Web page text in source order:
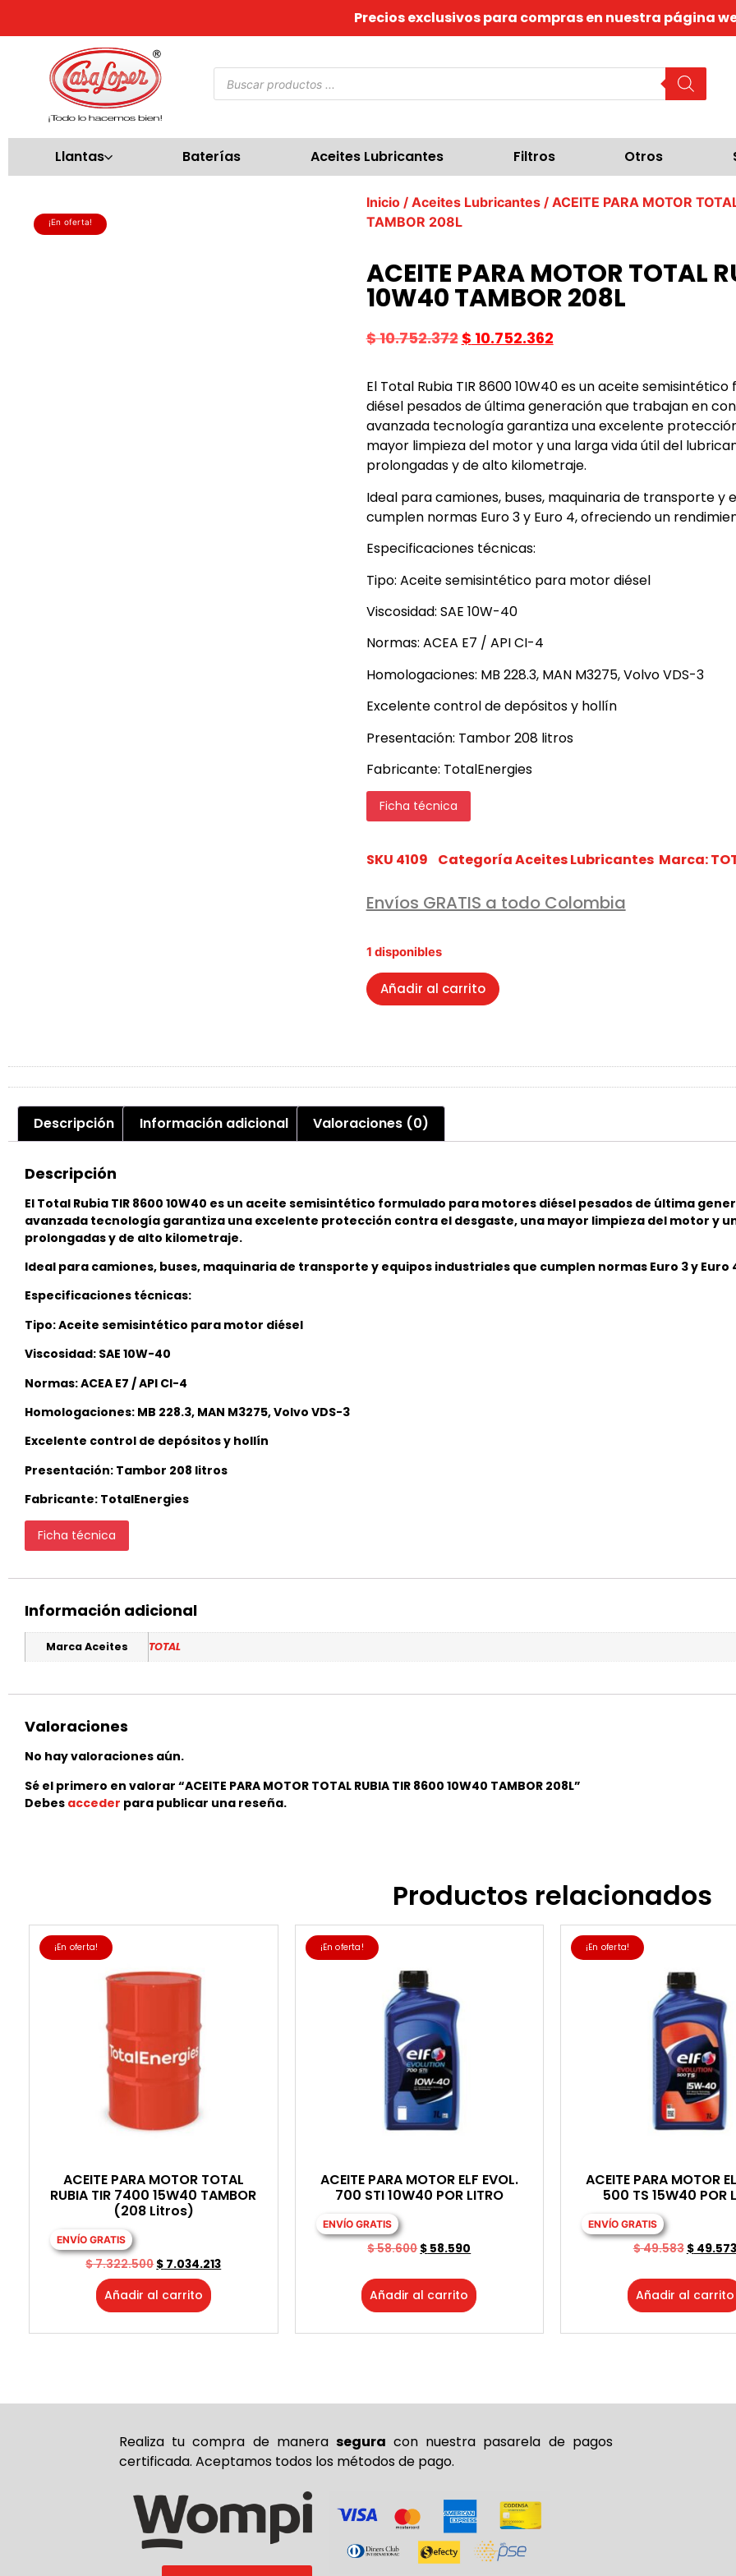
Precios exclusivos para compras en nuestra página
Llantas Baterías Aceites Lubricantes Filtros Otros
¡En oferta!
Inicio/ Aceites Lubricantes/ ACEITE PARA MOTOR
TAMBOR 208L
ACEITE PARA MOTOR TOTAL
10W40 TAMBOR 208L
$10.752.372 $ 10.752.362
El Total Rubia TIR 8600 10W40 es un aceite
diésel pesados de última generación que trabajan en
avanzada tecnología garantiza una excelente
mayor limpieza del motor y una larga vida útil del
prolongadas y de alto kilometraje.
Ideal para camiones, buses, maquinaria de transporte y
cumplen normas Euro 3 y Euro 4, ofreciendo un
Especificaciones técnicas:
Tipo: Aceite semisintético para motor diésel
Viscosidad: SAE 10W-40
Normas: ACEA E7 / API CI-4
Homologaciones: MB 228.3, MAN M3275, Volvo VDS-3
Excelente control de depósitos y hollín
Presentación: Tambor 208 litros
Fabricante: TotalEnergies
Ficha técnica
SKU 4109 CategoríaAceites Lubricantes Marca:
Envíos GRATIS a todo Colombia
1 disponibles
Añadir al carrito
Descripción Información adicional Valoraciones (0)
Descripción
El Total Rubia TIR 8600 10W40 es un aceite semisintético formulado para motores diésel pesados de última
avanzada tecnología garantiza una excelente protección contra el desgaste, una mayor limpieza del motor y
prolongadas y de alto kilometraje.
Ideal para camiones, buses, maquinaria de transporte y equipos industriales que cumplen normas Euro 3 y
Especificaciones técnicas:
Tipo: Aceite semisintético para motor diésel
Viscosidad: SAE 10W-40
Normas: ACEA E7 / API CI-4
Homologaciones: MB 228.3, MAN M3275, Volvo VDS-3
Excelente control de depósitos y hollín
Presentación: Tambor 208 litros
Fabricante: TotalEnergies
Ficha técnica
Información adicional
Marca Aceites TOTAL
Valoraciones
No hay valoraciones aún.
Sé el primero en valorar “ACEITE PARA MOTOR TOTAL RUBIA TIR 8600 10W40 TAMBOR 208L”
Debes acceder para publicar una reseña.
Productos relacionados
¡En oferta!
ACEITE PARA MOTOR TOTAL
RUBIA TIR 7400 15W40 TAMBOR
(208 Litros)
ENVÍO GRATIS
$7.322.500$ 7.034.213
Añadir al carrito
¡En oferta!
ACEITE PARA MOTOR ELF EVOL.
700 STI 10W40 POR LITRO
ENVÍO GRATIS
$58.600$ 58.590
Añadir al carrito
¡En oferta!
ACEITE PARA MOTOR
500 TS 15W40 POR
ENVÍO GRATIS
$49.583 $49.573
Añadir al carrito
Realiza tu compra de manera segura con nuestra pasarela de pagos
certificada. Aceptamos todos los métodos de pago.